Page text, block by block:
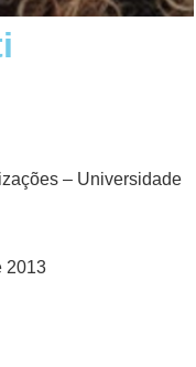
– Universidade
2013